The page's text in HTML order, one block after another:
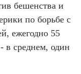
бешенства и
по борьбе с
ежегодно 55
в среднем, один